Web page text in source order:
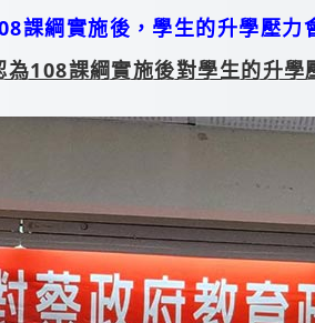
課綱實施後，學生的升學壓力
108課綱實施後對學生的升